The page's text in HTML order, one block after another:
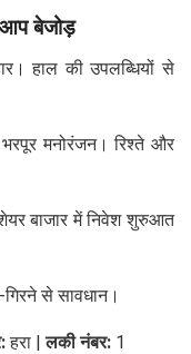
आप बेजोड़
हाल की उपलब्धियों से
मनोरंजन। रिश्ते और
बाजार में निवेश शुरुआत
से सावधान।
हरा |लकी नंबर: 1